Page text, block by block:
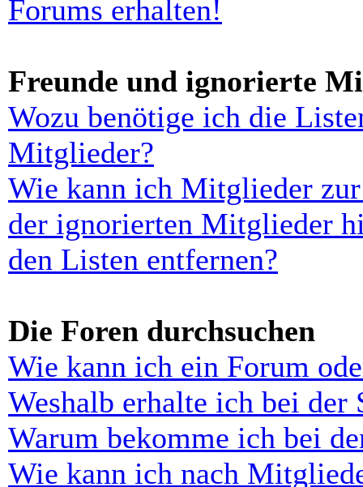
Forums erhalten!
Freunde und ignorierte
Wozu benötige ich die
Mitglieder?
Wie kann ich Mitglieder
der ignorierten Mitglieder
den Listen entfernen?
Die Foren durchsuchen
Wie kann ich ein Forum
Weshalb erhalte ich bei der
Warum bekomme ich bei
Wie kann ich nach